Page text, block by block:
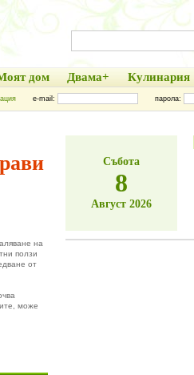
дом Двама+ Кулинария
e-mail: парола:
на
ползи
от
може
Събота
8
Август 2026